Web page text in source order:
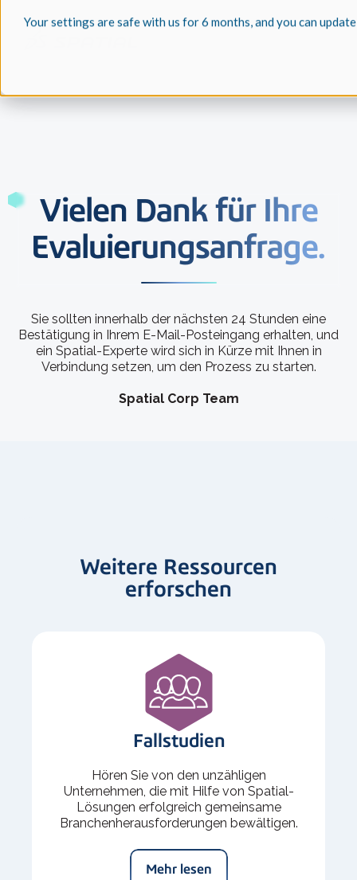
Your settings are safe with us for 6 months, and you can
Vielen Dank für Ihre
Evaluierungsanfrage.
Sie sollten innerhalb der nächsten 24 Stunden eine
Bestätigung in Ihrem E-Mail-Posteingang erhalten, und
ein Spatial-Experte wird sich in Kürze mit Ihnen in
Verbindung setzen, um den Prozess zu starten.
Spatial Corp Team
Weitere Ressourcen
erforschen
Fallstudien
Hören Sie von den unzähligen
Unternehmen, die mit Hilfe von Spatial-
Lösungen erfolgreich gemeinsame
Branchenherausforderungen bewältigen.
Mehr lesen